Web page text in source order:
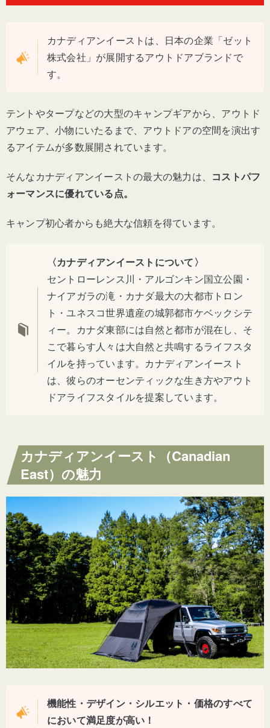
カナディアンイーストは、日本の企業「ゼット
株式会社」が展開するアウトドアブランドで
す。
テントやタープなどの大型のキャンプギアから、アウトド
アウェア、小物にいたるまで、アウトドアの空間を演出す
るアイテムが多数展開されています。
そんなカナディアンイーストの最大の魅力は、 コストパフ
ォーマンスに優れている点。
キャンプ初心者からも絶大な信頼を得ています。
〈カナディアンイーストについて〉
セントローレンス川・アルゴンキン国立公園・
ナイアガラの滝・カナダ最大の大都市トロン
ト・ユネスコ世界遺産の城郭都市ケベックシテ
ィー。カナダ東部には自然と都市が混在し、そ
こで暮らす人々は大自然と共鳴するライフスタ
イルを持っています。カナディアンイースト
は、彼らのオーセンティックな生き方やアウト
ドアライフスタイルを提案しています。
カナディアンイースト（Canadian
East）の魅力
機能性・デザイン・シルエット・価格のすべて
において満足度が高い！